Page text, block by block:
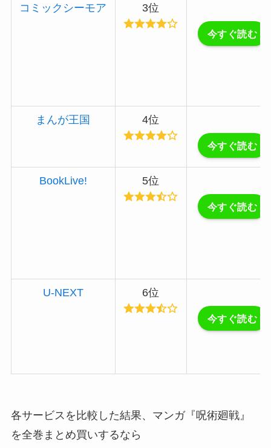
コミックシーモア 3位
今すぐ読む
まんが王国 4位
今すぐ読む
BookLive! 5位
今すぐ読む
U-NEXT 6位
今すぐ読む
各サービスを比較した結果、マンガ『呪術廻戦』
を全巻まとめ買いするなら